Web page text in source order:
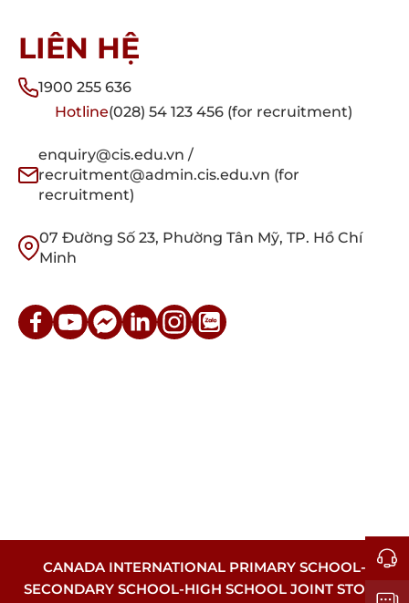
LIÊN HỆ
1900 255 636
Hotline(028) 54 123 456 (for recruitment)
enquiry@cis.edu.vn /
recruitment@admin.cis.edu.vn (for
recruitment)
07 Đường Số 23, Phường Tân Mỹ, TP. Hồ Chí
Minh
CANADA INTERNATIONAL PRIMARY SCHOOL-
SECONDARY SCHOOL-HIGH SCHOOL JOINT STOCK